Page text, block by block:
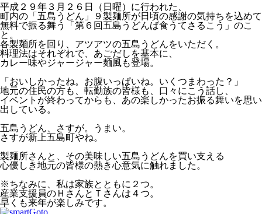
平成２９年３月２６日（日曜）に行われた、
町内の「五島うどん」９製麺所が日頃の感謝の気持ちを込めて
無料で振る舞う「第６回五島うどんば食うてさるこう」のこ
と。
各製麺所を回り、アツアツの五島うどんをいただく。
料理法はそれぞれで、あごだしを基本に、
カレー味やジャージャー麺風も登場。
「おいしかったね。お腹いっぱいね。いくつまわった？」
地元の住民の方も、転勤族の皆様も、口々にこう話し、
イベントが終わってからも、あの楽しかったお振る舞いを思い
出している。
五島うどん、さすが。うまい。
さすが新上五島町やね。
製麺所さんと、その美味しい五島うどんを買い支える
心優しき地元の皆様の熱き心意気に触れました。
※ちなみに、私は家族とともに２つ。
産業支援員のＨさんとＴさんは４つ。
早くも来年が楽しみです。